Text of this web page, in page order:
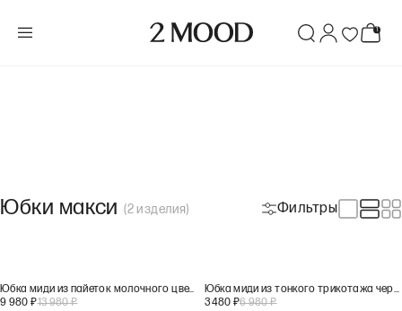
Юбки макси (2 изделия) Фильтры
Юбка миди из пайеток молочного цвета
9 980 ₽13 980₽
Юбка миди из тонкого трикотажа черного цвета
3 480 ₽6 980₽